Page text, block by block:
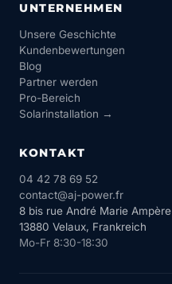
UNTERNEHMEN
Unsere Geschichte
Kundenbewertungen
Blog
Partner werden
Pro-Bereich
Solarinstallation →
KONTAKT
04 42 78 69 52
contact@aj-power.fr
8 bis rue André Marie Ampère
13880 Velaux, Frankreich
Mo-Fr 8:30-18:30